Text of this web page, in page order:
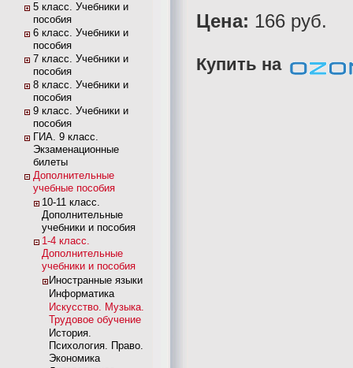
5 класс. Учебники и
пособия
6 класс. Учебники и
пособия
7 класс. Учебники и
пособия
8 класс. Учебники и
пособия
9 класс. Учебники и
пособия
ГИА. 9 класс.
Экзаменационные
билеты
Дополнительные
учебные пособия
10-11 класс.
Дополнительные
учебники и пособия
1-4 класс.
Дополнительные
учебники и пособия
Иностранные языки
Информатика
Искусство. Музыка.
Трудовое обучение
История.
Психология. Право.
Экономика
Цена: 166 руб.
Купить на